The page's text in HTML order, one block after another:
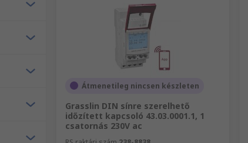
Átmenetileg nincsen készleten
Grasslin DIN sínre szerelhető
időzített kapcsoló 43.03.0001.1, 1
csatornás 230V ac